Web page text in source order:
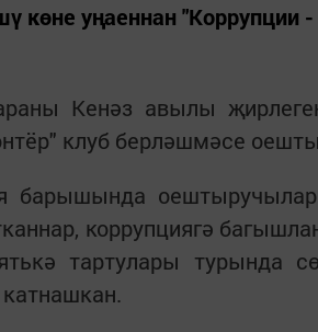
көне уңаеннан "Коррупции
Кенәз авылы
клуб берләшмәсе
барышында оештыручылар
коррупциягә
тартулары турында